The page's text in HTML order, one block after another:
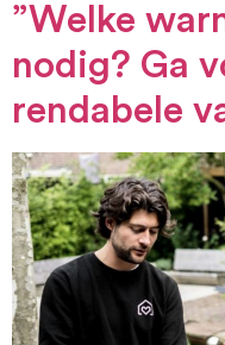
”Welke
nodig? Ga
rendabele